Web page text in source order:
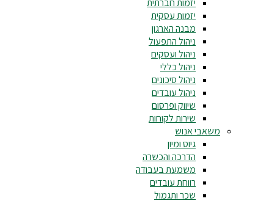
יזמות חברתית
יזמות עסקית
מבנה הארגון
ניהול התפעול
ניהול ועסקים
ניהול כללי
ניהול סיכונים
ניהול עובדים
שיווק ופרסום
שירות לקוחות
משאבי אנוש
גיוס ומיון
הדרכה והכשרה
משמעת בעבודה
רווחת עובדים
שכר ותגמול